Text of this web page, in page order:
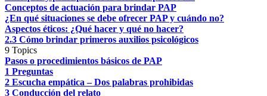
Conceptos de actuación para brindar PAP
¿En qué situaciones se debe ofrecer PAP y cuándo no?
Aspectos éticos: ¿Qué hacer y qué no hacer?
2.3 Cómo brindar primeros auxilios psicológicos
9 Topics
Pasos o procedimientos básicos de PAP
1 Preguntas
2 Escucha empática – Dos palabras prohibidas
3 Conducción del relato